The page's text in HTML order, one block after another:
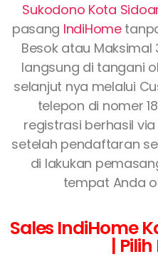
Sukodono Kota
pasang IndiHome
Besok atau Maksimal
langsung di tangani
selanjut nya melalui
telepon di nomer
registrasi berhasil
setelah pendaftaran
di lakukan
tempat Anda
Sales IndiHome
|